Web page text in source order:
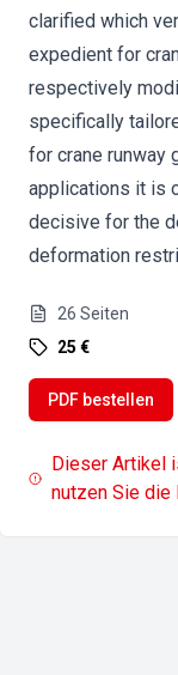
clarified which
expedient for
respectively
specifically
for crane runway
applications it is
decisive for the
deformation
26 Seiten
25 €
PDF bestellen
Dieser Artikel
nutzen Sie die